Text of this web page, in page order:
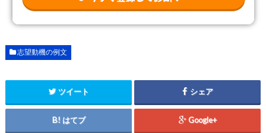
志望動機の例文
ツイート シェア
はてブ Google+